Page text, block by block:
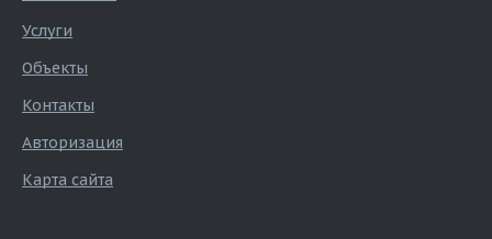
Услуги
Объекты
Контакты
Авторизация
Карта сайта